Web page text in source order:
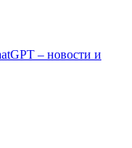
– новости и